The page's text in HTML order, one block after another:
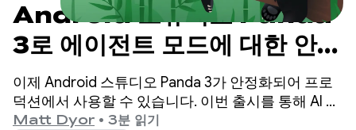
Android 스튜디오 Panda
3로 에이전트 모드에 대한 안내
및 제어 강화
이제 Android 스튜디오 Panda 3가 안정화되어 프로
덕션에서 사용할 수 있습니다. 이번 출시를 통해 AI 기
반 워크플로를 더욱 세부적으로 제어하고 맞춤설정할
Matt Dyor • 3분 읽기